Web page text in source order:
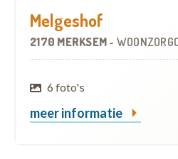
Melgeshof
2170 MERKSEM -
6 foto's
meer informatie